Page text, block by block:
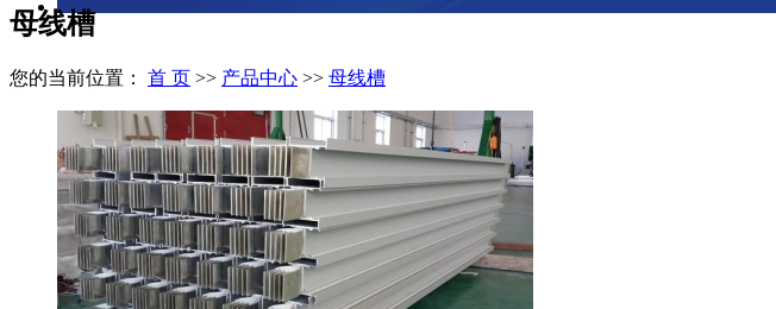
母线槽
您的当前位置： 首 页 >> 产品中心 >> 母线槽